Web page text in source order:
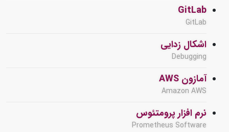
GitLab
GitLab
اشکال زدایی
Debugging
آمازون AWS
Amazon AWS
نرم افزار پرومتئوس
Prometheus Software